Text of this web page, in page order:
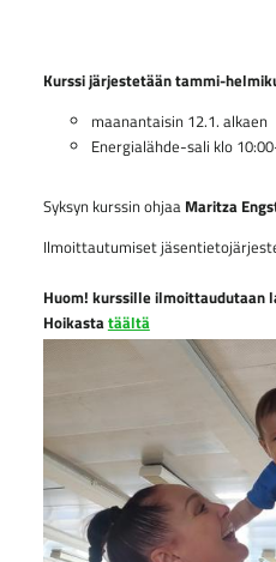
Kurssi järjestetään tammi-
maanantaisin 12.1. alkaen
Energialähde-sali klo
Syksyn kurssin ohjaa Maritza
Ilmoittautumiset
Huom! kurssille ilmoittaudutaan
Hoikastatäältä